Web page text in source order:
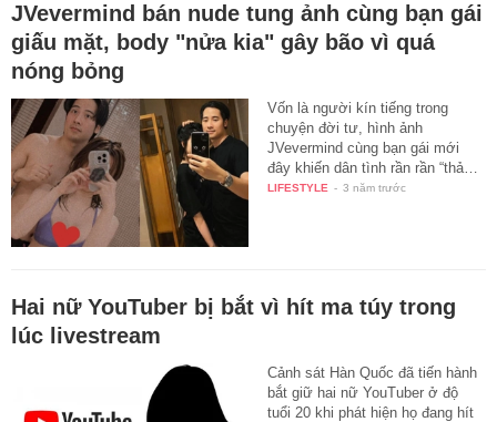
JVevermind bán nude tung ảnh cùng bạn gái
giấu mặt, body "nửa kia" gây bão vì quá
nóng bỏng
Vốn là người kín tiếng trong
chuyện đời tư, hình ảnh
JVevermind cùng bạn gái mới
đây khiến dân tình rần rần “thả…
LIFESTYLE - 3 năm trước
Hai nữ YouTuber bị bắt vì hít ma túy trong
lúc livestream
Cảnh sát Hàn Quốc đã tiến hành
bắt giữ hai nữ YouTuber ở độ
tuổi 20 khi phát hiện họ đang hít